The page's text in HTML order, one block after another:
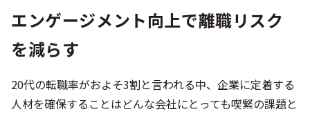
エンゲージメント向上で離職リスク
を減らす
20代の転職率がおよそ3割と言われる中、企業に定着する
人材を確保することはどんな会社にとっても喫緊の課題と